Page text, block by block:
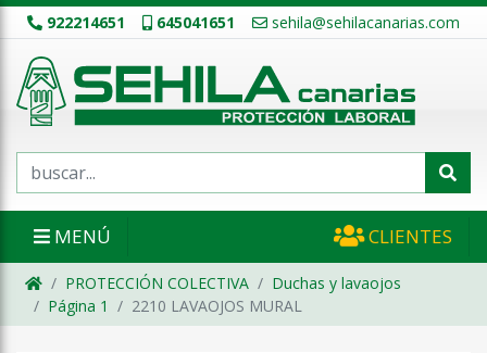
922214651 645041651 sehila@sehilacanarias.com
MENÚ CLIENTES
PROTECCIÓN COLECTIVA
Duchas y lavaojos
Página 1
2210 LAVAOJOS MURAL